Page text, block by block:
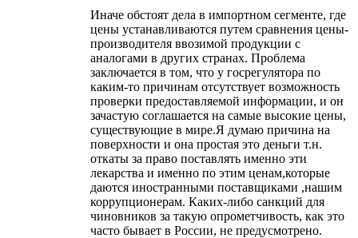
Иначе обстоят дела в импортном сегменте, где
цены устанавливаются путем сравнения цены-
производителя ввозимой продукции с
аналогами в других странах. Проблема
заключается в том, что у госрегулятора по
каким-то причинам отсутствует возможность
проверки предоставляемой информации, и он
зачастую соглашается на самые высокие цены,
существующие в мире.Я думаю причина на
поверхности и она простая это деньги т.н.
откаты за право поставлять именно эти
лекарства и именно по этим ценам,которые
даются иностранными поставщиками ,нашим
коррупционерам. Каких-либо санкций для
чиновников за такую опрометчивость, как это
часто бывает в России, не предусмотрено.